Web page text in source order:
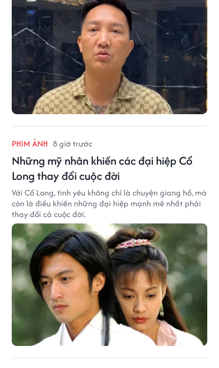
PHIM ẢNH 8 giờ trước
Những mỹ nhân khiến các đại hiệp Cổ
Long thay đổi cuộc đời
Với Cổ Long, tình yêu không chỉ là chuyện giang hồ, mà
còn là điều khiến những đại hiệp mạnh mẽ nhất phải
thay đổi cả cuộc đời.